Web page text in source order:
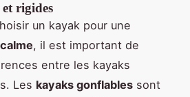
rigides
un kayak pour une
, il est important de
entre les kayaks
Les kayaks gonflables sont